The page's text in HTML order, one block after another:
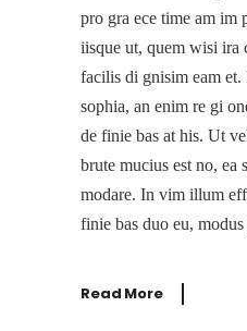
pro gra ece time am im
iisque ut, quem wisi ira
facilis di gnisim eam et.
sophia, an enim re gi
de finie bas at his. Ut
brute mucius est no, ea
modare. In vim illum
finie bas duo eu,
Read More